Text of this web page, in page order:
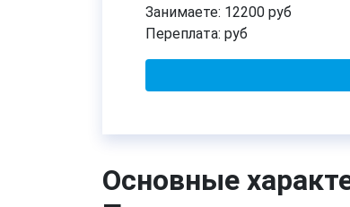
Занимаете: 12200 руб
Переплата: руб
Основные